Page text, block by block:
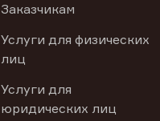
Заказчикам
Услуги для физических
лиц
Услуги для
юридических лиц